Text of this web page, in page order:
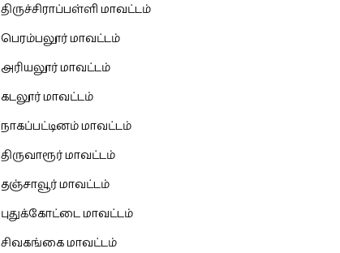
திருச்சிராப்பள்ளி மாவட்டம்
பெரம்பலூர் மாவட்டம்
அரியலூர் மாவட்டம்
கடலூர் மாவட்டம்
நாகப்பட்டினம் மாவட்டம்
திருவாரூர் மாவட்டம்
தஞ்சாவூர் மாவட்டம்
புதுக்கோட்டை மாவட்டம்
சிவகங்கை மாவட்டம்